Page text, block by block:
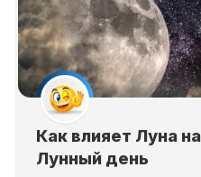
Как влияет Луна
Лунный день